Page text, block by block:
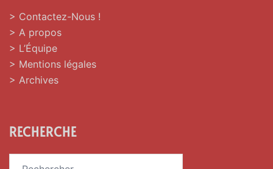
> Contactez-Nous !
> A propos
> L’Équipe
> Mentions légales
> Archives
RECHERCHE